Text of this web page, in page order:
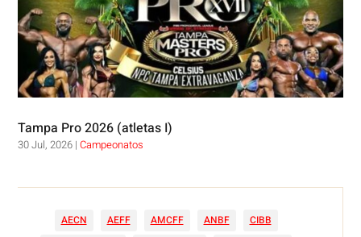
Tampa Pro 2026 (atletas I)
30 Jul, 2026 |Campeonatos
AECN AEFF AMCFF ANBF
CIBB